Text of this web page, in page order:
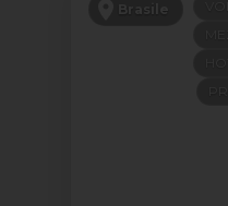
Brasile